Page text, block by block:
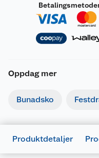
Oppdag mer
Bunadsko
Produktdetaljer